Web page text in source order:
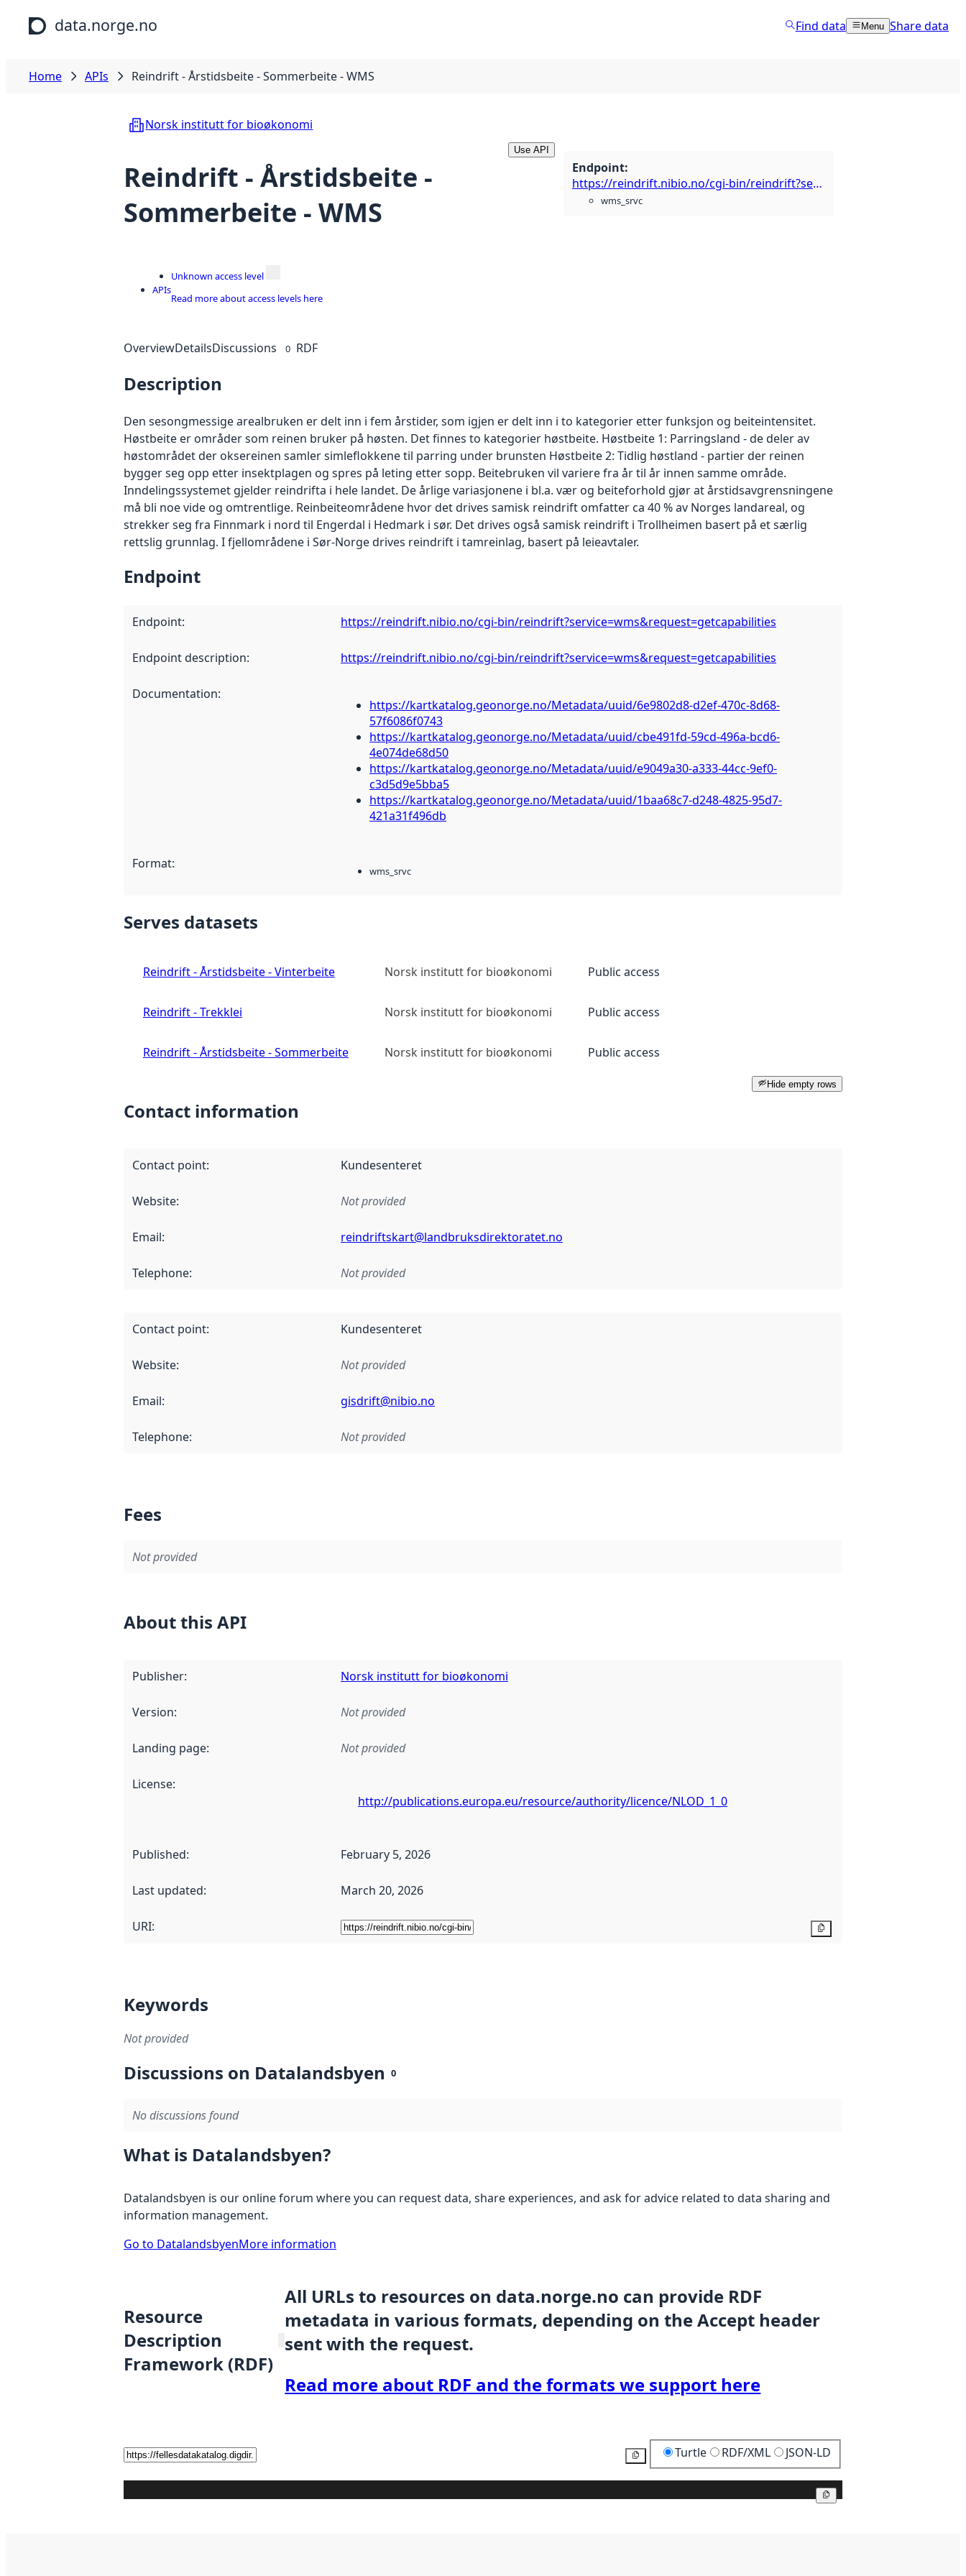
Skip to main content
data.norge.no Find data Menu Share data
Home APIs Reindrift - Årstidsbeite - Sommerbeite - WMS
Norsk institutt for bioøkonomi
Reindrift - Årstidsbeite -
Sommerbeite - WMS
Use API
Endpoint:
https://reindrift.nibio.no/cgi-bin/reindrift?service=wms&request=getcapabilities
wms_srvc
APIs
Unknown access level
Read more about access levels here
OverviewDetailsDiscussions 0 RDF
Description
Den sesongmessige arealbruken er delt inn i fem årstider, som igjen er delt inn i to kategorier etter funksjon og beiteintensitet.
Høstbeite er områder som reinen bruker på høsten. Det finnes to kategorier høstbeite. Høstbeite 1: Parringsland - de deler av
høstområdet der oksereinen samler simleflokkene til parring under brunsten Høstbeite 2: Tidlig høstland - partier der reinen
bygger seg opp etter insektplagen og spres på leting etter sopp. Beitebruken vil variere fra år til år innen samme område.
Inndelingssystemet gjelder reindrifta i hele landet. De årlige variasjonene i bl.a. vær og beiteforhold gjør at årstidsavgrensningene
må bli noe vide og omtrentlige. Reinbeiteområdene hvor det drives samisk reindrift omfatter ca 40 % av Norges landareal, og
strekker seg fra Finnmark i nord til Engerdal i Hedmark i sør. Det drives også samisk reindrift i Trollheimen basert på et særlig
rettslig grunnlag. I fjellområdene i Sør-Norge drives reindrift i tamreinlag, basert på leieavtaler.
Endpoint
Endpoint: https://reindrift.nibio.no/cgi-bin/reindrift?service=wms&request=getcapabilities
Endpoint description: https://reindrift.nibio.no/cgi-bin/reindrift?service=wms&request=getcapabilities
Documentation:
https://kartkatalog.geonorge.no/Metadata/uuid/6e9802d8-d2ef-470c-8d68-
57f6086f0743
https://kartkatalog.geonorge.no/Metadata/uuid/cbe491fd-59cd-496a-bcd6-
4e074de68d50
https://kartkatalog.geonorge.no/Metadata/uuid/e9049a30-a333-44cc-9ef0-
c3d5d9e5bba5
https://kartkatalog.geonorge.no/Metadata/uuid/1baa68c7-d248-4825-95d7-
421a31f496db
Format: wms_srvc
Serves datasets
Reindrift - Årstidsbeite - Vinterbeite Norsk institutt for bioøkonomi Public access
Reindrift - Trekklei Norsk institutt for bioøkonomi Public access
Reindrift - Årstidsbeite - Sommerbeite Norsk institutt for bioøkonomi Public access
Hide empty rows
Contact information
Contact point: Kundesenteret
Website: Not provided
Email: reindriftskart@landbruksdirektoratet.no
Telephone: Not provided
Contact point: Kundesenteret
Website: Not provided
Email: gisdrift@nibio.no
Telephone: Not provided
Fees
Not provided
About this API
Publisher: Norsk institutt for bioøkonomi
Version: Not provided
Landing page: Not provided
License:
http://publications.europa.eu/resource/authority/licence/NLOD_1_0
Published: February 5, 2026
Last updated: March 20, 2026
URI:
Keywords
Not provided
Discussions on Datalandsbyen 0
No discussions found
What is Datalandsbyen?
Datalandsbyen is our online forum where you can request data, share experiences, and ask for advice related to data sharing and
information management.
Go to DatalandsbyenMore information
Resource
Description
Framework (RDF)
All URLs to resources on data.norge.no can provide RDF
metadata in various formats, depending on the Accept header
sent with the request.
Read more about RDF and the formats we support here
Turtle RDF/XML JSON-LD